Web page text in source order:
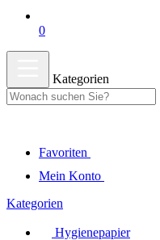
0
Kategorien
Favoriten
Mein Konto
Kategorien
Hygienepapier